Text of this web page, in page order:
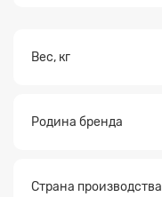
Вес, кг
Родина бренда
Страна производства